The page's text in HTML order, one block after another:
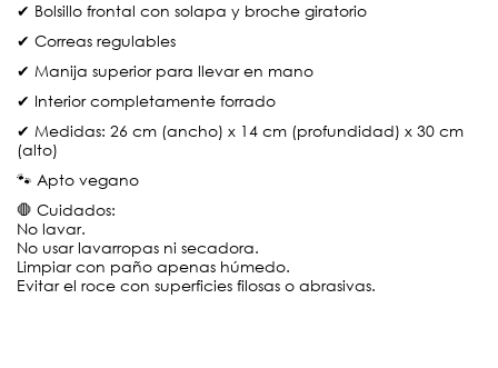
✔ Bolsillo frontal con solapa y broche giratorio
✔ Correas regulables
✔ Manija superior para llevar en mano
✔ Interior completamente forrado
✔ Medidas: 26 cm (ancho) x 14 cm (profundidad) x 30 cm
(alto)
🐾 Apto vegano
🛑 Cuidados:
No lavar.
No usar lavarropas ni secadora.
Limpiar con paño apenas húmedo.
Evitar el roce con superficies filosas o abrasivas.